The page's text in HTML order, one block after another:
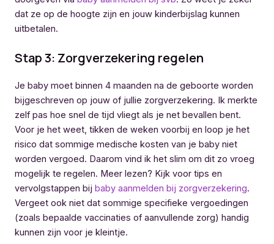
dat ze op de hoogte zijn en jouw kinderbijslag kunnen
uitbetalen.
Stap 3: Zorgverzekering regelen
Je baby moet binnen 4 maanden na de geboorte worden
bijgeschreven op jouw of jullie zorgverzekering. Ik merkte
zelf pas hoe snel de tijd vliegt als je net bevallen bent.
Voor je het weet, tikken de weken voorbij en loop je het
risico dat sommige medische kosten van je baby niet
worden vergoed. Daarom vind ik het slim om dit zo vroeg
mogelijk te regelen. Meer lezen? Kijk voor tips en
vervolgstappen bij baby aanmelden bij zorgverzekering.
Vergeet ook niet dat sommige specifieke vergoedingen
(zoals bepaalde vaccinaties of aanvullende zorg) handig
kunnen zijn voor je kleintje.